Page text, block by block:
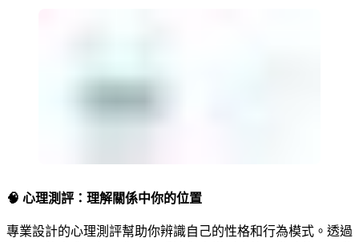
🧠 心理測評：理解關係中你的位置
專業設計的心理測評幫助你辨識自己的性格和行為模式。透過